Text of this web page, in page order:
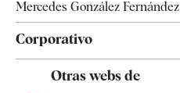
Mercedes González Fernández
Corporativo
Otras webs de